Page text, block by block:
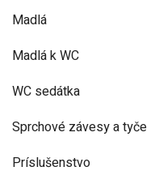
Madlá
Madlá k WC
WC sedátka
Sprchové závesy a tyče
Príslušenstvo